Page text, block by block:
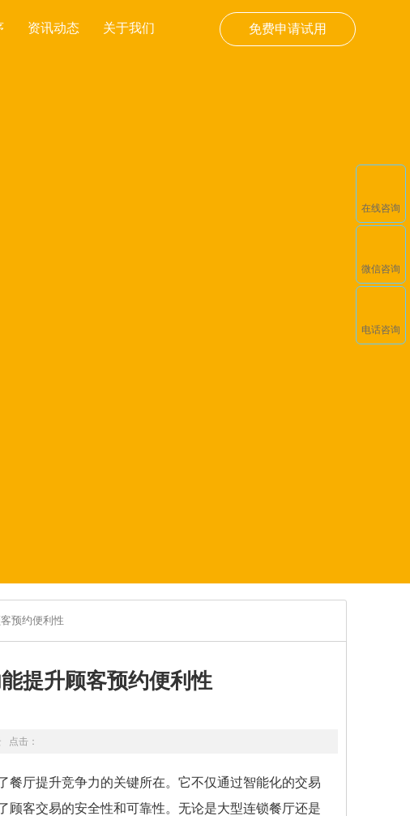
免费申请试用
资讯动态 关于我们
预约便利性
提升顾客预约便利性
点击：
厅提升竞争力的关键所在。它不仅通过智能化的交易
客交易的安全性和可靠性。无论是大型连锁餐厅还是
在线咨询
微信咨询
电话咨询